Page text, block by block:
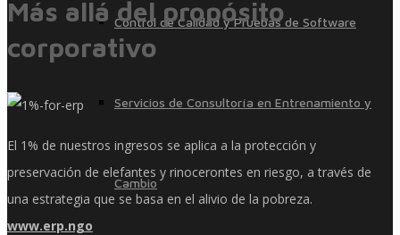
Control de Calidad y Pruebas de Software
Servicios de Consultoría en Entrenamiento y
Cambio
Más allá del propósito
corporativo
El 1% de nuestros ingresos se aplica a la protección y
preservación de elefantes y rinocerontes en riesgo, a través de
una estrategia que se basa en el alivio de la pobreza.
www.erp.ngo